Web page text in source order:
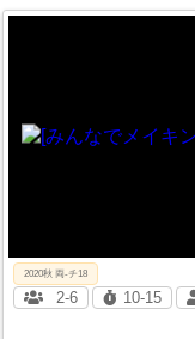
2020秋 両-チ18
2-6 10-15